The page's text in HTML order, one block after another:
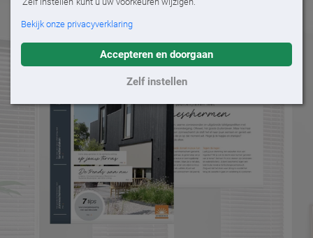
Bekijk onze privacyverklaring
Accepteren en doorgaan
Zelf instellen